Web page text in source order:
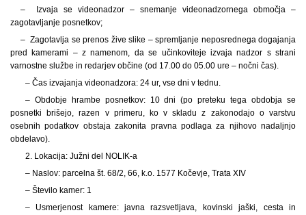
– Izvaja se videonadzor – snemanje videonadzornega območja –
zagotavljanje posnetkov;
– Zagotavlja se prenos žive slike – spremljanje neposrednega dogajanja
pred kamerami – z namenom, da se učinkoviteje izvaja nadzor s strani
varnostne službe in redarjev občine (od 17.00 do 05.00 ure – nočni čas).
– Čas izvajanja videonadzora: 24 ur, vse dni v tednu.
– Obdobje hrambe posnetkov: 10 dni (po preteku tega obdobja se
posnetki brišejo, razen v primeru, ko v skladu z zakonodajo o varstvu
osebnih podatkov obstaja zakonita pravna podlaga za njihovo nadaljnjo
obdelavo).
2. Lokacija: Južni del NOLIK-a
– Naslov: parcelna št. 68/2, 66, k.o. 1577 Kočevje, Trata XIV
– Število kamer: 1
– Usmerjenost kamere: javna razsvetljava, kovinski jaški, cesta in